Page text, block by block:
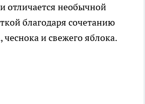
отличается необычной
благодаря сочетанию
чеснока и свежего яблока.